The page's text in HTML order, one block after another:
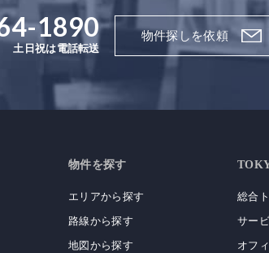
1890
土日祝は電話転送
物件探しを依頼
物件を探す
エリアから探す
路線から探す
地図から探す
総合
サー
オフ